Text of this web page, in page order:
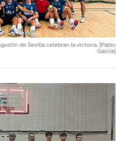
de Sevilla celebran la victoria. (Pablo
García)